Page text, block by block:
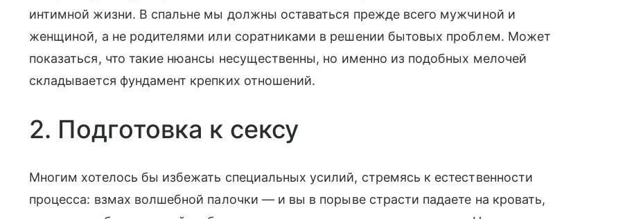
интимной жизни. В спальне мы должны оставаться прежде всего мужчиной и
женщиной, а не родителями или соратниками в решении бытовых проблем. Может
показаться, что такие нюансы несущественны, но именно из подобных мелочей
складывается фундамент крепких отношений.
2. Подготовка к сексу
Многим хотелось бы избежать специальных усилий, стремясь к естественности
процесса: взмах волшебной палочки — и вы в порыве страсти падаете на кровать,